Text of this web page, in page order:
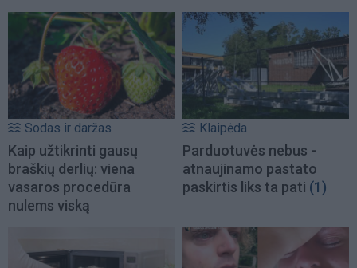
Sodas ir daržas
Kaip užtikrinti gausų
braškių derlių: viena
vasaros procedūra
nulems viską
Klaipėda
Parduotuvės nebus -
atnaujinamo pastato
paskirtis liks ta pati (1)